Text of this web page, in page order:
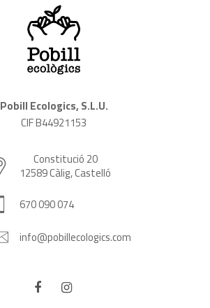
Pobill Ecologics, S.L.U.
CIF B44921153
Constitució 20
12589 Càlig, Castelló
670 090 074
info@pobillecologics.com